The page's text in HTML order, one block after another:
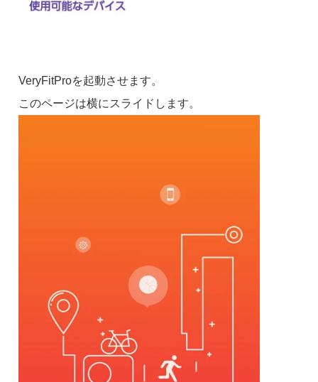
VeryFitProを起動させます。
このページは横にスライドします。